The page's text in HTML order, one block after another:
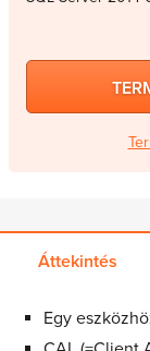
Áttekintés
Egy